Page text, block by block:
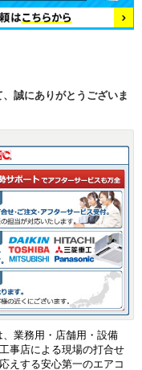
誠にありがとうございま
業務用・店舗用・設備
事店による現場の打合せ
えする安心第一のエアコ